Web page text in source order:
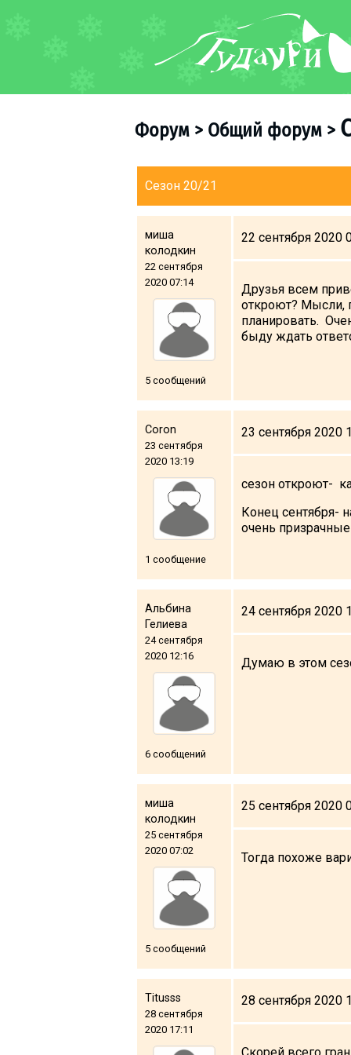
Форум > Общий форум >
Сезон 20/21
миша
колодкин
22 сентября
2020 07:14
5 сообщений
22 сентября 2020
Друзья всем
откроют? Мысли,
планировать.
быду ждать
Coron
23 сентября
2020 13:19
1 сообщение
23 сентября 2020
сезон откроют-
Конец сентября-
очень призрачные
Альбина
Гелиева
24 сентября
2020 12:16
6 сообщений
24 сентября 2020
Думаю в этом
миша
колодкин
25 сентября
2020 07:02
5 сообщений
25 сентября 2020
Тогда похоже
Titusss
28 сентября
2020 17:11
28 сентября 2020
Скорей всего
Дети в Гудаури
Календарь событий
Телеграм-канал
Гудаури
INFO
ПРОЖИВАНИЕ
Горячие предложения
Долгосрочная аренда
Визы и Документы
Безопасность